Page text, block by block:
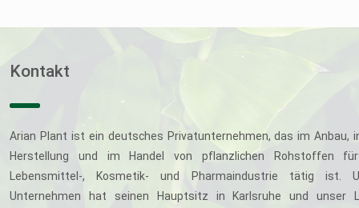
Kontakt
Arian Plant ist ein deutsches Privatunternehmen, das im Anbau,
Herstellung und im Handel von pflanzlichen Rohstoffen
Lebensmittel-, Kosmetik- und Pharmaindustrie tätig ist.
Unternehmen hat seinen Hauptsitz in Karlsruhe und unser